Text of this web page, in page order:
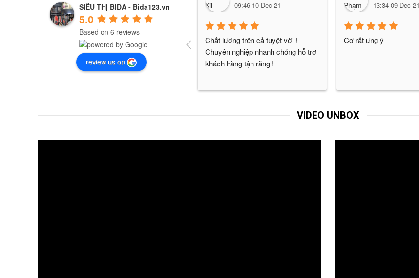
SIÊU THỊ BIDA - Bida123.vn
5.0
Based on 6 reviews
review us on
09:46 10 Dec 21
Chất lượng trên cả tuyệt vời !
Chuyên nghiệp nhanh chóng hỗ trợ
khách hàng tận răng !
13:34 09 Dec 21
Cơ rất ưng ý
VIDEO UNBOX